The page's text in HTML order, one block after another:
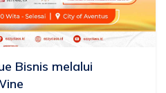
Bisnis melalui